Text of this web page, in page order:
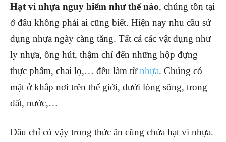
Hạt vi nhựa nguy hiểm như thế nào, chúng tồn tại
ở đâu không phải ai cũng biết. Hiện nay nhu cầu sử
dụng nhựa ngày càng tăng. Tất cả các vật dụng như
ly nhựa, ống hút, thậm chí đến những hộp đựng
thực phẩm, chai lọ,… đều làm từnhựa. Chúng có
mặt ở khắp nơi trên thế giới, dưới lòng sông, trong
đất, nước,…
Đâu chỉ có vậy trong thức ăn cũng chứa hạt vi nhựa.